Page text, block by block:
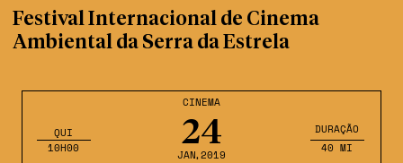
CINEMA
24
JAN,2019
QUI
10H00
DURAÇÃO
40 MI
Festival Internacional de Cinema
Ambiental da Serra da Estrela